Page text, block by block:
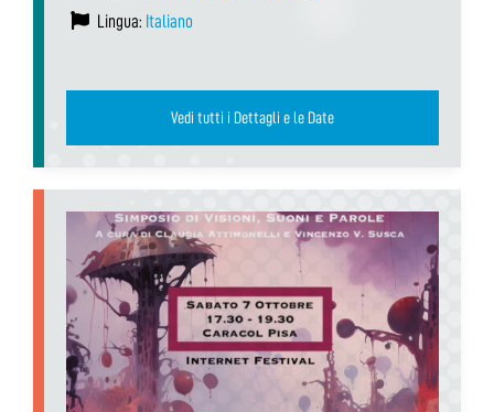
Lingua: Italiano
Vedi tutti i Dettagli e le Date